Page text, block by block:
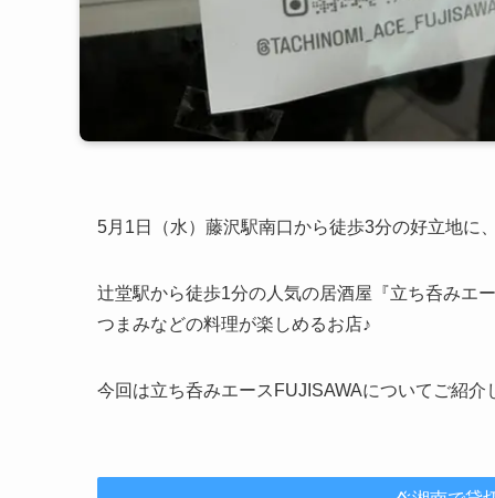
5月1日（水）藤沢駅南口から徒歩3分の好立地に
辻堂駅から徒歩1分の人気の居酒屋『立ち呑みエ
つまみなどの料理が楽しめるお店♪
今回は立ち呑みエースFUJISAWAについてご紹介